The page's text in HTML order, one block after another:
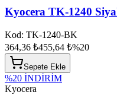
Kyocera TK-1240
Kod: TK-1240-BK
364,36 ₺455,64 ₺%20
Sepete Ekle
%20 İNDİRİM
Kyocera